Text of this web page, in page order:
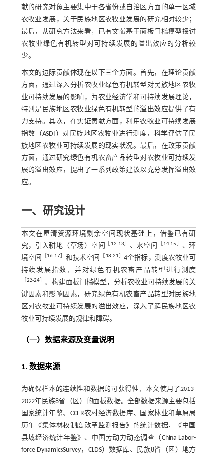
献的研究对象主要集中于各省份或自治区方面的单一区域
农牧业发展，关于民族地区农牧业发展的研究相对较少；
最后，从研究方法来看，已有文献基于面板门槛模型探讨
农牧业绿色有机转型对可持续发展的溢出效应的分析较
少。
本文的边际贡献体现在以下三个方面。首先，在理论贡献
方面，通过深入分析农牧业绿色有机转型对民族地区农牧
业可持续发展的影响，为农业经济学和可持续发展理论，
特别是民族地区农牧业绿色有机转型的溢出效应提供了有
力支持。其次，在实证贡献方面，利用农牧业可持续发展
指数（ASDI）对民族地区农牧业进行测度，科学评估了民
族地区农牧业可持续发展的现实状况。最后，在政策贡献
方面，通过研究绿色有机农畜产品转型对农牧业可持续发
展的溢出效应，提出了一系列政策建议以充分发挥溢出效
应。
一、研究设计
本文在厘清资源环境剩余空间现状基础上，借鉴已有研
究，引入耕地（草场）空间
12⁃13 、水空间 14⁃15
、环
境空间
16⁃17 和技术空间 18⁃21
4个指标，测度农牧业可
持续发展指数，并对绿色有机农畜产品转型进行测度
22⁃24］ 。构建面板门槛模型，分析农牧业可持续发展的关
键因素和影响因素，研究绿色有机农畜产品转型对民族地
区对农牧业可持续发展的溢出效应，深入了解民族地区农
牧业可持续发展的规律和障碍。
（一）数据来源及变量说明
1. 数据来源
为确保样本的连续性和数据的可获得性，本文使用了2013-
2022年民族8省（区）的面板数据。全部数据来源主要包括
国家统计年鉴、CCER农村经济数据库、国家林业和草原局
历年《集体林权制度改革监测报告》的统计数据、《中国
县域经济统计年鉴》、中国劳动力动态调查（China Labor-
force DynamicsSurvey，CLDS）数据库、民族8省（区）地方